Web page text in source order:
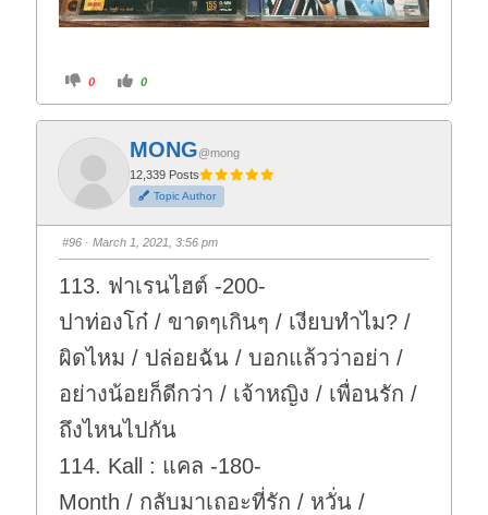
C
i
k
f
t
h
m
d
o
n
.
0
C
i
k
o
r
t
h
u
m
u
p
0
MONG@mong
12,339 Posts
Topic Author
#96 · March 1, 2021, 3:56 pm
113. ฟาเรนไฮต์ -200-
ปาท่องโก๋ / ขาดๆเกินๆ / เงียบทำไม? /
ผิดไหม / ปล่อยฉัน / บอกแล้วว่าอย่า /
อย่างน้อยก็ดีกว่า / เจ้าหญิง / เพื่อนรัก /
ถึงไหนไปกัน
114. Kall : แคล -180-
Month / กลับมาเถอะที่รัก / หวั่น /